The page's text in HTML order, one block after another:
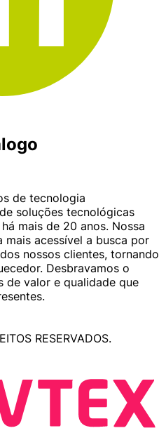
de tecnologia
soluções tecnológicas
mais de 20 anos. Nossa
acessível a busca por
nossos clientes, tornando
Desbravamos o
de valor e qualidade que
RESERVADOS.